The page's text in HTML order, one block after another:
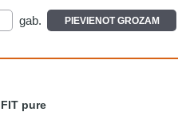
PIEVIENOT GROZAM
gab.
pure